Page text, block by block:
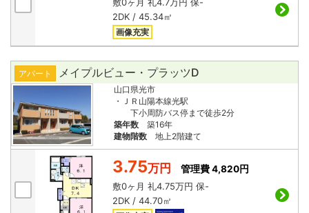
2DK / 45.34㎡
画像充実
アパート メイプルビュー・プラッツD
山口県光市
・ＪＲ山陽本線光駅
下小周防バス停まで徒歩2分
築年数
築16年
建物階数
地上2階建て
3.75万円
管理費 4,820円
敷0ヶ月 礼4.75万円 保-
2DK / 44.70㎡